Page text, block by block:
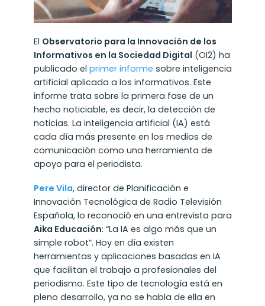
El Observatorio para la Innovación de los
Informativos en la Sociedad Digital (OI2) ha
publicado el primer informe sobre inteligencia
artificial aplicada a los informativos. Este
informe trata sobre la primera fase de un
hecho noticiable, es decir, la detección de
noticias. La inteligencia artificial (IA) está
cada día más presente en los medios de
comunicación como una herramienta de
apoyo para el periodista.
Pere Vila, director de Planificación e
Innovación Tecnológica de Radio Televisión
Española, lo reconoció en una entrevista para
Aika Educación: “La IA es algo más que un
simple robot”. Hoy en día existen
herramientas y aplicaciones basadas en IA
que facilitan el trabajo a profesionales del
periodismo. Este tipo de tecnología está en
pleno desarrollo, ya no se habla de ella en